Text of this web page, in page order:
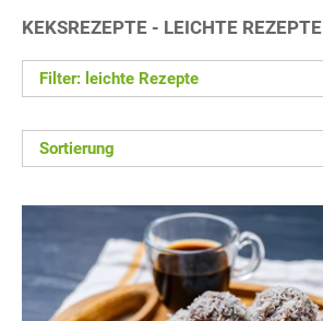
KEKSREZEPTE - LEICHTE REZEPTE
Filter: leichte Rezepte
Sortierung